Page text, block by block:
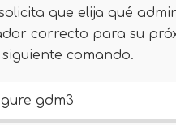
que elija qué
correcto para su
comando.
gdm3